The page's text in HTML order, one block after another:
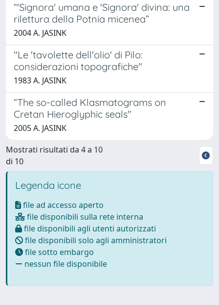
“'Signora' umana e 'Signora' divina: una
rilettura della Potnia micenea”
2004 A. JASINK
"Le 'tavolette dell'olio' di Pilo:
considerazioni topografiche"
1983 A. JASINK
“The so-called Klasmatograms on
Cretan Hieroglyphic seals"
2005 A. JASINK
Mostrati risultati da 4 a 10
di 10
Legenda icone
file ad accesso aperto
file disponibili sulla rete interna
file disponibili agli utenti autorizzati
file disponibili solo agli amministratori
file sotto embargo
nessun file disponibile